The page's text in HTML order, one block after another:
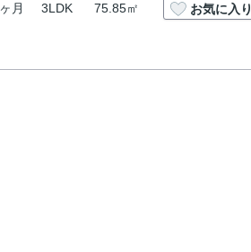
月 3LDK 75.85㎡ お気に入り